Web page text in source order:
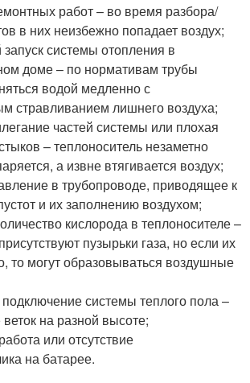
работ – во время разбора/
в них неизбежно попадает воздух;
системы отопления в
доме – по нормативам трубы
водой медленно с
стравливанием лишнего воздуха;
частей системы или плохая
– теплоноситель незаметно
а извне втягивается воздух;
в трубопроводе, приводящее к
и их заполнению воздухом;
кислорода в теплоносителе –
пузырьки газа, но если их
то могут образовываться воздушные
системы теплого пола –
на разной высоте;
или отсутствие
на батарее.